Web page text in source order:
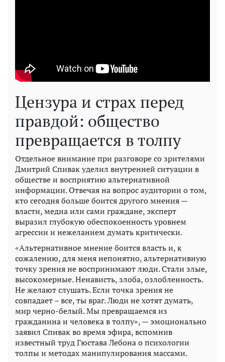
Цензура и страх перед
правдой: общество
превращается в толпу
Отдельное внимание при разговоре со зрителями
Дмитрий Спивак уделил внутренней ситуации в
обществе и восприятию альтернативной
информации. Отвечая на вопрос аудитории о том,
кто сегодня больше боится другого мнения —
власти, медиа или сами граждане, эксперт
выразил глубокую обеспокоенность уровнем
агрессии и нежеланием думать критически.
«Альтернативное мнение боится власть и, к
сожалению, для меня непонятно, альтернативную
точку зрения не воспринимают люди. Стали злые,
высокомерные. Ненависть, злоба, озлобленность.
Не желают слушать. Если точка зрения не
совпадает – все, ты враг. Люди не хотят думать,
мир черно-белый. Мы превращаемся из
гражданина и человека в толпу», — эмоционально
заявил Спивак во время эфира, вспомнив
известный труд Гюстава Лебона о психологии
толпы и методах манипулирования массами.